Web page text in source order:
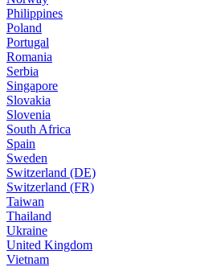
Philippines
Poland
Portugal
Romania
Serbia
Singapore
Slovakia
Slovenia
South Africa
Spain
Sweden
Switzerland (DE)
Switzerland (FR)
Taiwan
Thailand
Ukraine
United Kingdom
Vietnam